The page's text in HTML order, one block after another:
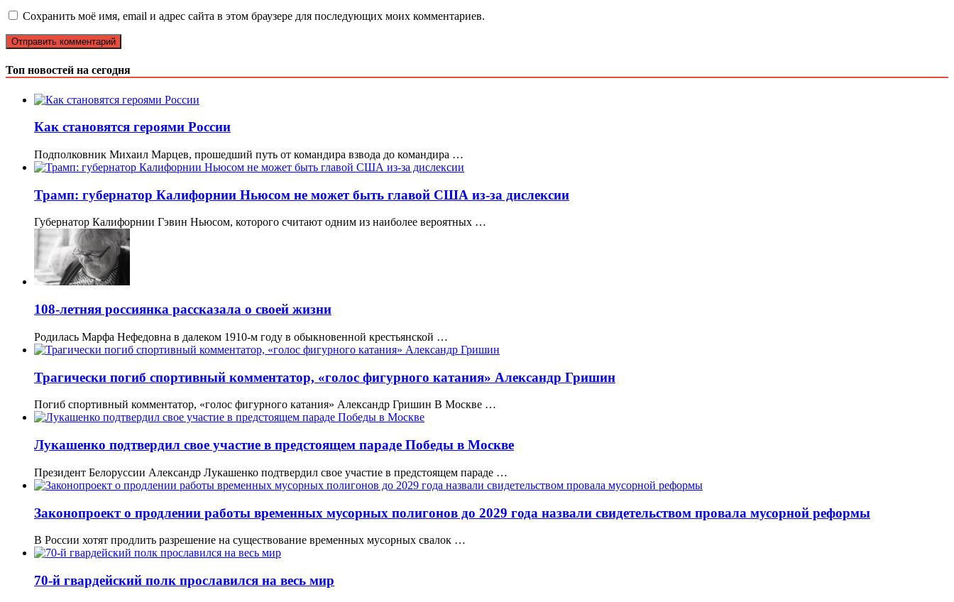
Сохранить моё имя, email и адрес сайта в этом браузере для последующих моих комментариев.
Топ новостей на сегодня
Как становятся героями России
Подполковник Михаил Марцев, прошедший путь от командира взвода до командира …
Трамп: губернатор Калифорнии Ньюсом не может быть главой США из-за дислексии
Губернатор Калифорнии Гэвин Ньюсом, которого считают одним из наиболее вероятных …
108-летняя россиянка рассказала о своей жизни
Родилась Марфа Нефедовна в далеком 1910-м году в обыкновенной крестьянской …
Трагически погиб спортивный комментатор, «голос фигурного катания» Александр Гришин
Погиб спортивный комментатор, «голос фигурного катания» Александр Гришин В Москве …
Лукашенко подтвердил свое участие в предстоящем параде Победы в Москве
Президент Белоруссии Александр Лукашенко подтвердил свое участие в предстоящем параде …
Законопроект о продлении работы временных мусорных полигонов до 2029 года назвали свидетельством провала мусорной реформы
В России хотят продлить разрешение на существование временных мусорных свалок …
70-й гвардейский полк прославился на весь мир